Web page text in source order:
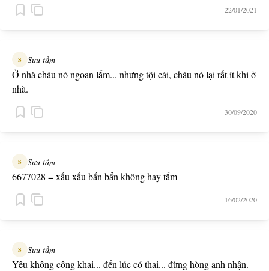
22/01/2021
S Sưu tầm
Ở nhà cháu nó ngoan lắm... nhưng tội cái, cháu nó lại rất ít khi ở
nhà.
30/09/2020
S Sưu tầm
6677028 = xấu xấu bẩn bẩn không hay tắm
16/02/2020
S Sưu tầm
Yêu không công khai... đến lúc có thai... đừng hòng anh nhận.